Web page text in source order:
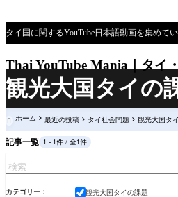
観光大国タイの
タイ国に関するYouTube日本語動画を集めてい
Thai YouTube Mania｜タイ
 ホーム 最近の投稿 タイ社会問題 観光大国タ
記事一覧 1 - 1件 / 全1件
カテゴリー 観光大国タイの課題